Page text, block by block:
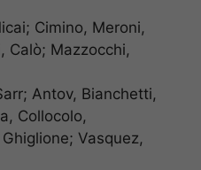
Cimino, Meroni,
Calò; Mazzocchi,
Antov, Bianchetti,
Collocolo,
Vasquez,